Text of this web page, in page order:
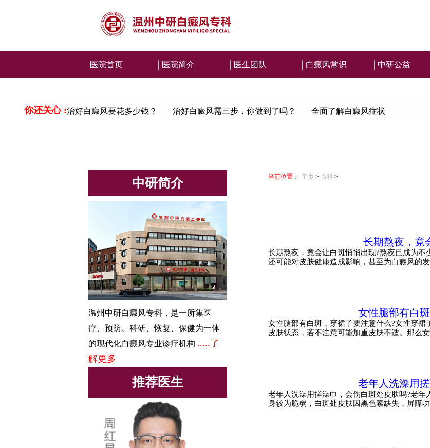
医院首页 医院简介 医生团队 白癜风常识 中研公益
你还关心 :治好白癜风要花多少钱？ 治好白癜风需三步，你做到了吗？ 全面了解白癜风症状
中研简介
温州中研白癜风专科，是一所集医
疗、预防、科研、恢复、保健为一体
的现代化白癜风专业诊疗机构 .....了
解更多
推荐医生
当前位置： 主页 > 百科 >
长期熬夜，竟
长期熬夜，竟会让白斑悄悄出现?熬夜已成为不
还可能对皮肤健康造成影响，甚至为白癜风的
女性腿部有白
女性腿部有白斑，穿裙子要注意什么?女性穿
皮肤状态，若不注意可能加重皮肤不适。那么
老年人洗澡用
老年人洗澡用搓澡巾，会伤白斑处皮肤吗?老
身较为脆弱，白斑处皮肤因黑色素缺失，屏障